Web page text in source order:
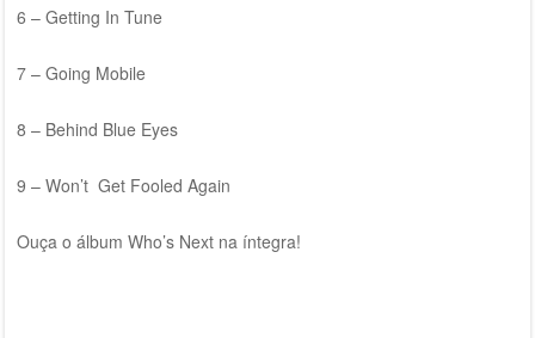
6 – Getting In Tune
7 – Going Mobile
8 – Behind Blue Eyes
9 – Won’t Get Fooled Again
Ouça o álbum Who’s Next na íntegra!